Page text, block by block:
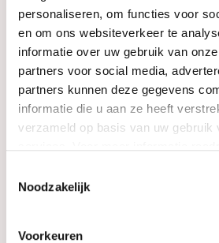
personaliseren, om functies voor
en om ons websiteverkeer te
informatie over uw gebruik van
partners voor social media,
partners kunnen deze gegevens
informatie die u aan ze heeft
verzameld op basis van uw gebruik
Noodzakelijk
Voorkeuren
Gerelateerde